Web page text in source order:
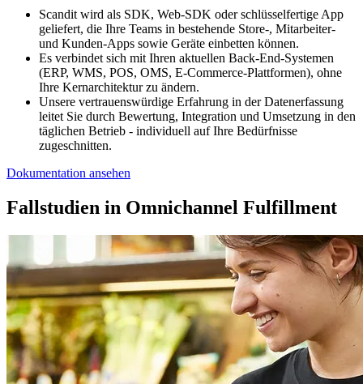
Scandit wird als SDK, Web-SDK oder schlüsselfertige App
geliefert, die Ihre Teams in bestehende Store-, Mitarbeiter-
und Kunden-Apps sowie Geräte einbetten können.
Es verbindet sich mit Ihren aktuellen Back-End-Systemen
(ERP, WMS, POS, OMS, E-Commerce-Plattformen), ohne
Ihre Kernarchitektur zu ändern.
Unsere vertrauenswürdige Erfahrung in der Datenerfassung
leitet Sie durch Bewertung, Integration und Umsetzung in den
täglichen Betrieb - individuell auf Ihre Bedürfnisse
zugeschnitten.
Dokumentation ansehen
Fallstudien in Omnichannel Fulfillment